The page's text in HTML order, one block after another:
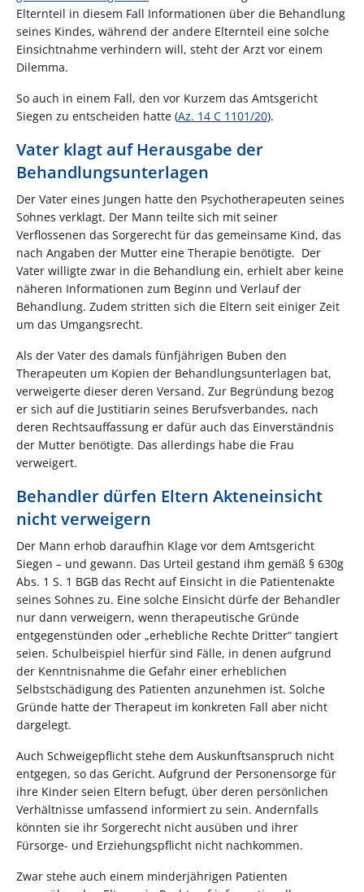
Elternteil in diesem Fall Informationen über die Behandlung
seines Kindes, während der andere Elternteil eine solche
Einsichtnahme verhindern will, steht der Arzt vor einem
Dilemma.
So auch in einem Fall, den vor Kurzem das Amtsgericht
Siegen zu entscheiden hatte (Az. 14 C 1101/20).
Vater klagt auf Herausgabe der
Behandlungsunterlagen
Der Vater eines Jungen hatte den Psychotherapeuten seines
Sohnes verklagt. Der Mann teilte sich mit seiner
Verflossenen das Sorgerecht für das gemeinsame Kind, das
nach Angaben der Mutter eine Therapie benötigte. Der
Vater willigte zwar in die Behandlung ein, erhielt aber keine
näheren Informationen zum Beginn und Verlauf der
Behandlung. Zudem stritten sich die Eltern seit einiger Zeit
um das Umgangsrecht.
Als der Vater des damals fünfjährigen Buben den
Therapeuten um Kopien der Behandlungsunterlagen bat,
verweigerte dieser deren Versand. Zur Begründung bezog
er sich auf die Justitiarin seines Berufsverbandes, nach
deren Rechtsauffassung er dafür auch das Einverständnis
der Mutter benötigte. Das allerdings habe die Frau
verweigert.
Behandler dürfen Eltern Akteneinsicht
nicht verweigern
Der Mann erhob daraufhin Klage vor dem Amtsgericht
Siegen – und gewann. Das Urteil gestand ihm gemäß § 630g
Abs. 1 S. 1 BGB das Recht auf Einsicht in die Patientenakte
seines Sohnes zu. Eine solche Einsicht dürfe der Behandler
nur dann verweigern, wenn therapeutische Gründe
entgegenstünden oder „erhebliche Rechte Dritter“ tangiert
seien. Schulbeispiel hierfür sind Fälle, in denen aufgrund
der Kenntnisnahme die Gefahr einer erheblichen
Selbstschädigung des Patienten anzunehmen ist. Solche
Gründe hatte der Therapeut im konkreten Fall aber nicht
dargelegt.
Auch Schweigepflicht stehe dem Auskunftsanspruch nicht
entgegen, so das Gericht. Aufgrund der Personensorge für
ihre Kinder seien Eltern befugt, über deren persönlichen
Verhältnisse umfassend informiert zu sein. Andernfalls
könnten sie ihr Sorgerecht nicht ausüben und ihrer
Fürsorge- und Erziehungspflicht nicht nachkommen.
Zwar stehe auch einem minderjährigen Patienten